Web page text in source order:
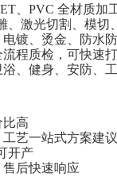
、PVC 全材质
、激光切割、模切
镀、烫金、防水
程质检，可快速
、健身、安防、
比高
艺一站式方案建议
开产
后快速响应